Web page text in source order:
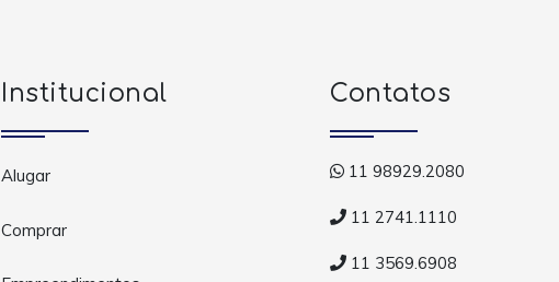
Institucional
Alugar
Comprar
Contatos
11 98929.2080
11 2741.1110
11 3569.6908